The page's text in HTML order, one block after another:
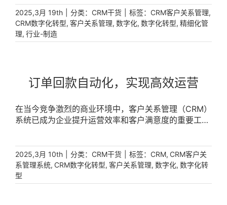
和企业竞争力。 [...]
2025,3月 19th 分类： CRM干货 标签： CRM客户关系管理,
CRM数字化转型, 客户关系管理, 数字化, 数字化转型, 精细化管
理, 行业-制造
订单回款自动化，实现高效运营
在当今竞争激烈的商业环境中，客户关系管理（CRM）
系统已成为企业提升运营效率和客户满意度的重要工
从而显著提升签单转化效率。 [...]
2025,3月 10th 分类： CRM干货 标签： CRM, CRM客户关
系管理系统, CRM数字化转型, 客户关系管理, 数字化, 数字化转
型